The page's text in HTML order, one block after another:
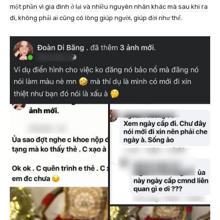
một phần vì gia đình ở lại và nhiều nguyên nhân khác mà sau khi ra
đi, không phải ai cũng có lòng giúp người, giúp đời như thế.